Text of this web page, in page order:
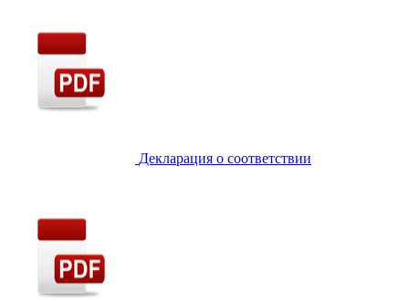
Декларация о соответствии